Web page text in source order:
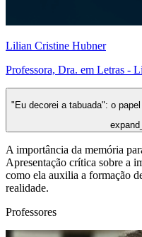
Lilian Cristine Hubner
Professora, Dra. em Letras -
"Eu decorei a tabuada": o
A importância da memória
Apresentação crítica sobre a
como ela auxilia a formação
realidade.
Professores